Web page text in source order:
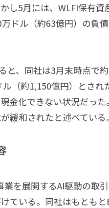
し5月には、WLFI保有
ドル（約63億円）の負
と、同社は3月末時点で
（約1,150億円）とさ
金化できない状況だっ
緩和されたと述べている。
を展開するAI駆動の取
ている。同社はもとも